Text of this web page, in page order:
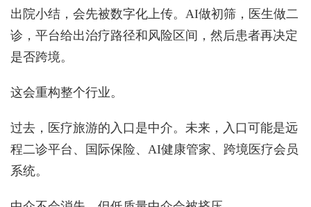
出院小结，会先被数字化上传。AI做初筛，医生做二
诊，平台给出治疗路径和风险区间，然后患者再决定
是否跨境。
这会重构整个行业。
过去，医疗旅游的入口是中介。未来，入口可能是远
程二诊平台、国际保险、AI健康管家、跨境医疗会员
系统。